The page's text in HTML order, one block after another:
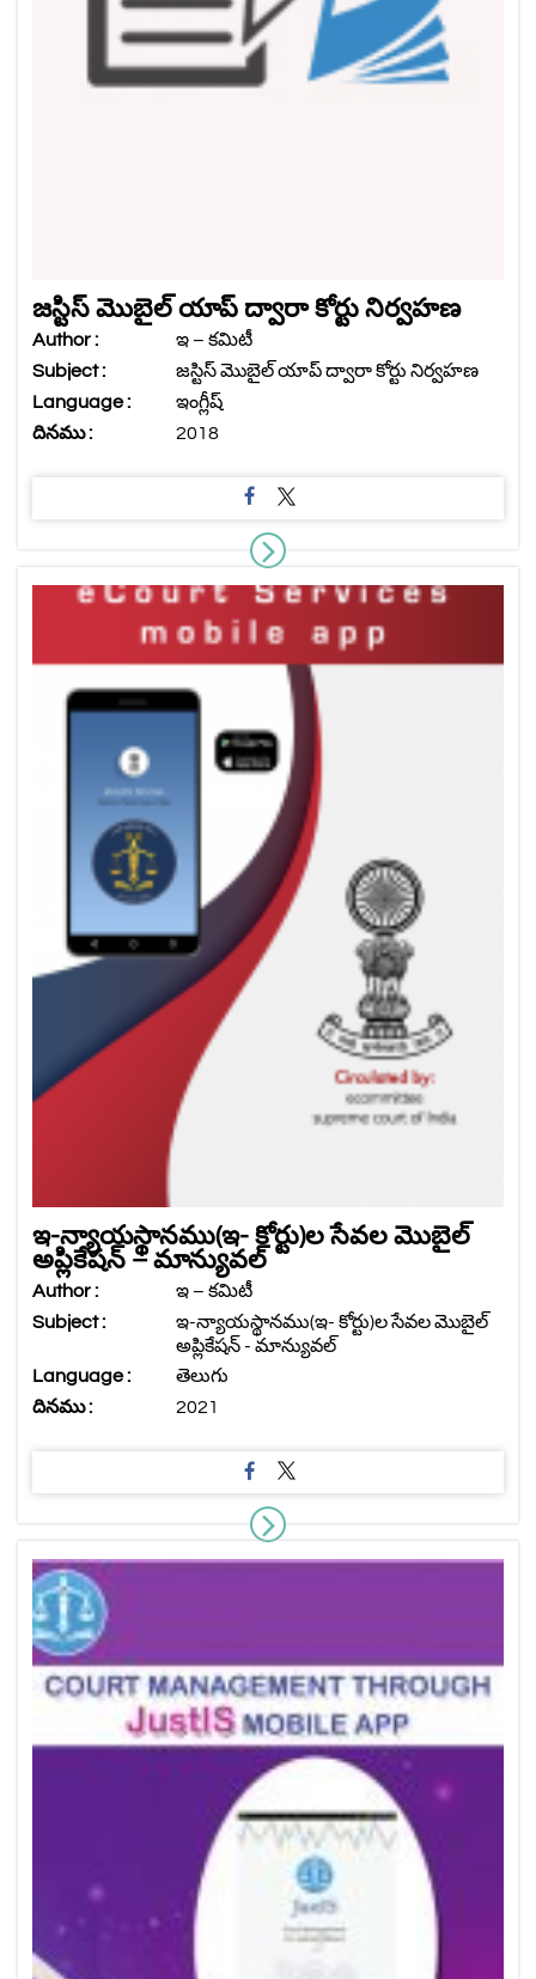
జస్టిస్ మొబైల్ యాప్ ద్వారా కోర్టు నిర్వహణ
Author :
ఇ – కమిటీ
Subject :
జస్టిస్ మొబైల్ యాప్ ద్వారా కోర్టు నిర్వహణ
Language :
ఇంగ్లీష్
దినము :
2018
ఇ-న్యాయస్థానము(ఇ- కోర్టు)ల సేవల మొబైల్
అప్లికేషన్ – మాన్యువల్
Author :
ఇ – కమిటీ
Subject :
ఇ-న్యాయస్థానము(ఇ- కోర్టు)ల సేవల మొబైల్
అప్లికేషన్ - మాన్యువల్
Language :
తెలుగు
దినము :
2021